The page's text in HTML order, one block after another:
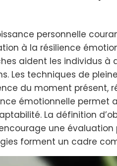
personnelle
à la résilience
aident les individus
Les techniques de
du moment présent,
émotionnelle permet
La définition
une
forment un cadre